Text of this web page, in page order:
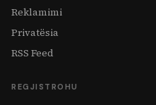
Reklamimi
Privatësia
RSS Feed
REGJISTROHU